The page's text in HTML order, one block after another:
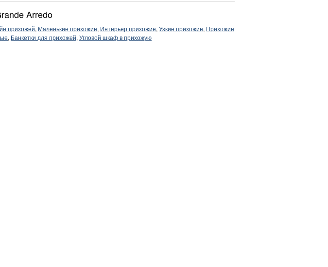
Arredo
прихожей, Маленькие прихожие, Интерьер прихожие, Узкие прихожие, Прихожие
, Банкетки для прихожей, Угловой шкаф в прихожую